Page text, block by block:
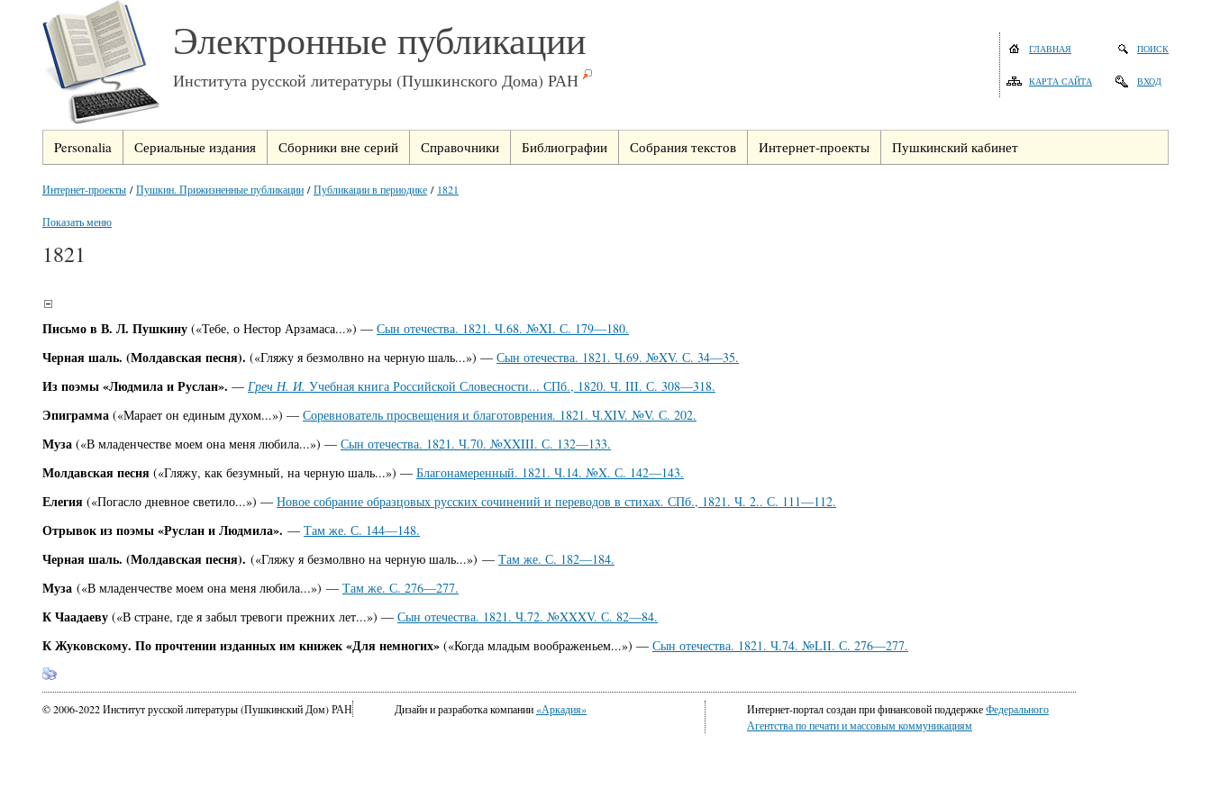
Электронные публикации
Института русской литературы (Пушкинского Дома) РАН
ГЛАВНАЯ
КАРТА САЙТА
ПОИСК
ВХОД
Personalia Сериальные издания Сборники вне серий Справочники Библиографии Собрания текстов Интернет-проекты Пушкинский кабинет
Интернет-проекты /Пушкин. Прижизненные публикации /Публикации в периодике / 1821
Показать меню
1821
Письмо в В. Л. Пушкину («Тебе, о Нестор Арзамаса...») — Сын отечества. 1821. Ч.68. №XI. С. 179—180.
Черная шаль. (Молдавская песня). («Гляжу я безмолвно на черную шаль...») — Сын отечества. 1821. Ч.69. №XV. С. 34—35.
Из поэмы «Людмила и Руслан». — Греч Н. И. Учебная книга Российской Словесности... СПб., 1820. Ч. III. С. 308—318.
Эпиграмма («Марает он единым духом...») — Соревнователь просвещения и благотоврения. 1821. Ч.XIV. №V. С. 202.
Муза («В младенчестве моем она меня любила...») — Сын отечества. 1821. Ч.70. №XXIII. С. 132—133.
Молдавская песня («Гляжу, как безумный, на черную шаль...») — Благонамеренный. 1821. Ч.14. №X. С. 142—143.
Елегия («Погасло дневное светило...») — Новое собрание образцовых русских сочинений и переводов в стихах. СПб., 1821. Ч. 2.. С. 111—112.
Отрывок из поэмы «Руслан и Людмила». — Там же. С. 144—148.
Черная шаль. (Молдавская песня). («Гляжу я безмолвно на черную шаль...») — Там же. С. 182—184.
Муза («В младенчестве моем она меня любила...») — Там же. С. 276—277.
К Чаадаеву («В стране, где я забыл тревоги прежних лет...») — Сын отечества. 1821. Ч.72. №XXXV. С. 82—84.
К Жуковскому. По прочтении изданных им книжек «Для немногих» («Когда младым воображеньем...») — Сын отечества. 1821. Ч.74. №LII. С. 276—277.
© 2006-2022 Институт русской литературы (Пушкинский Дом) РАН Дизайн и разработка компании«Аркадия» Интернет-портал создан при финансовой поддержкеФедерального
Агентства по печати и массовым коммуникациям